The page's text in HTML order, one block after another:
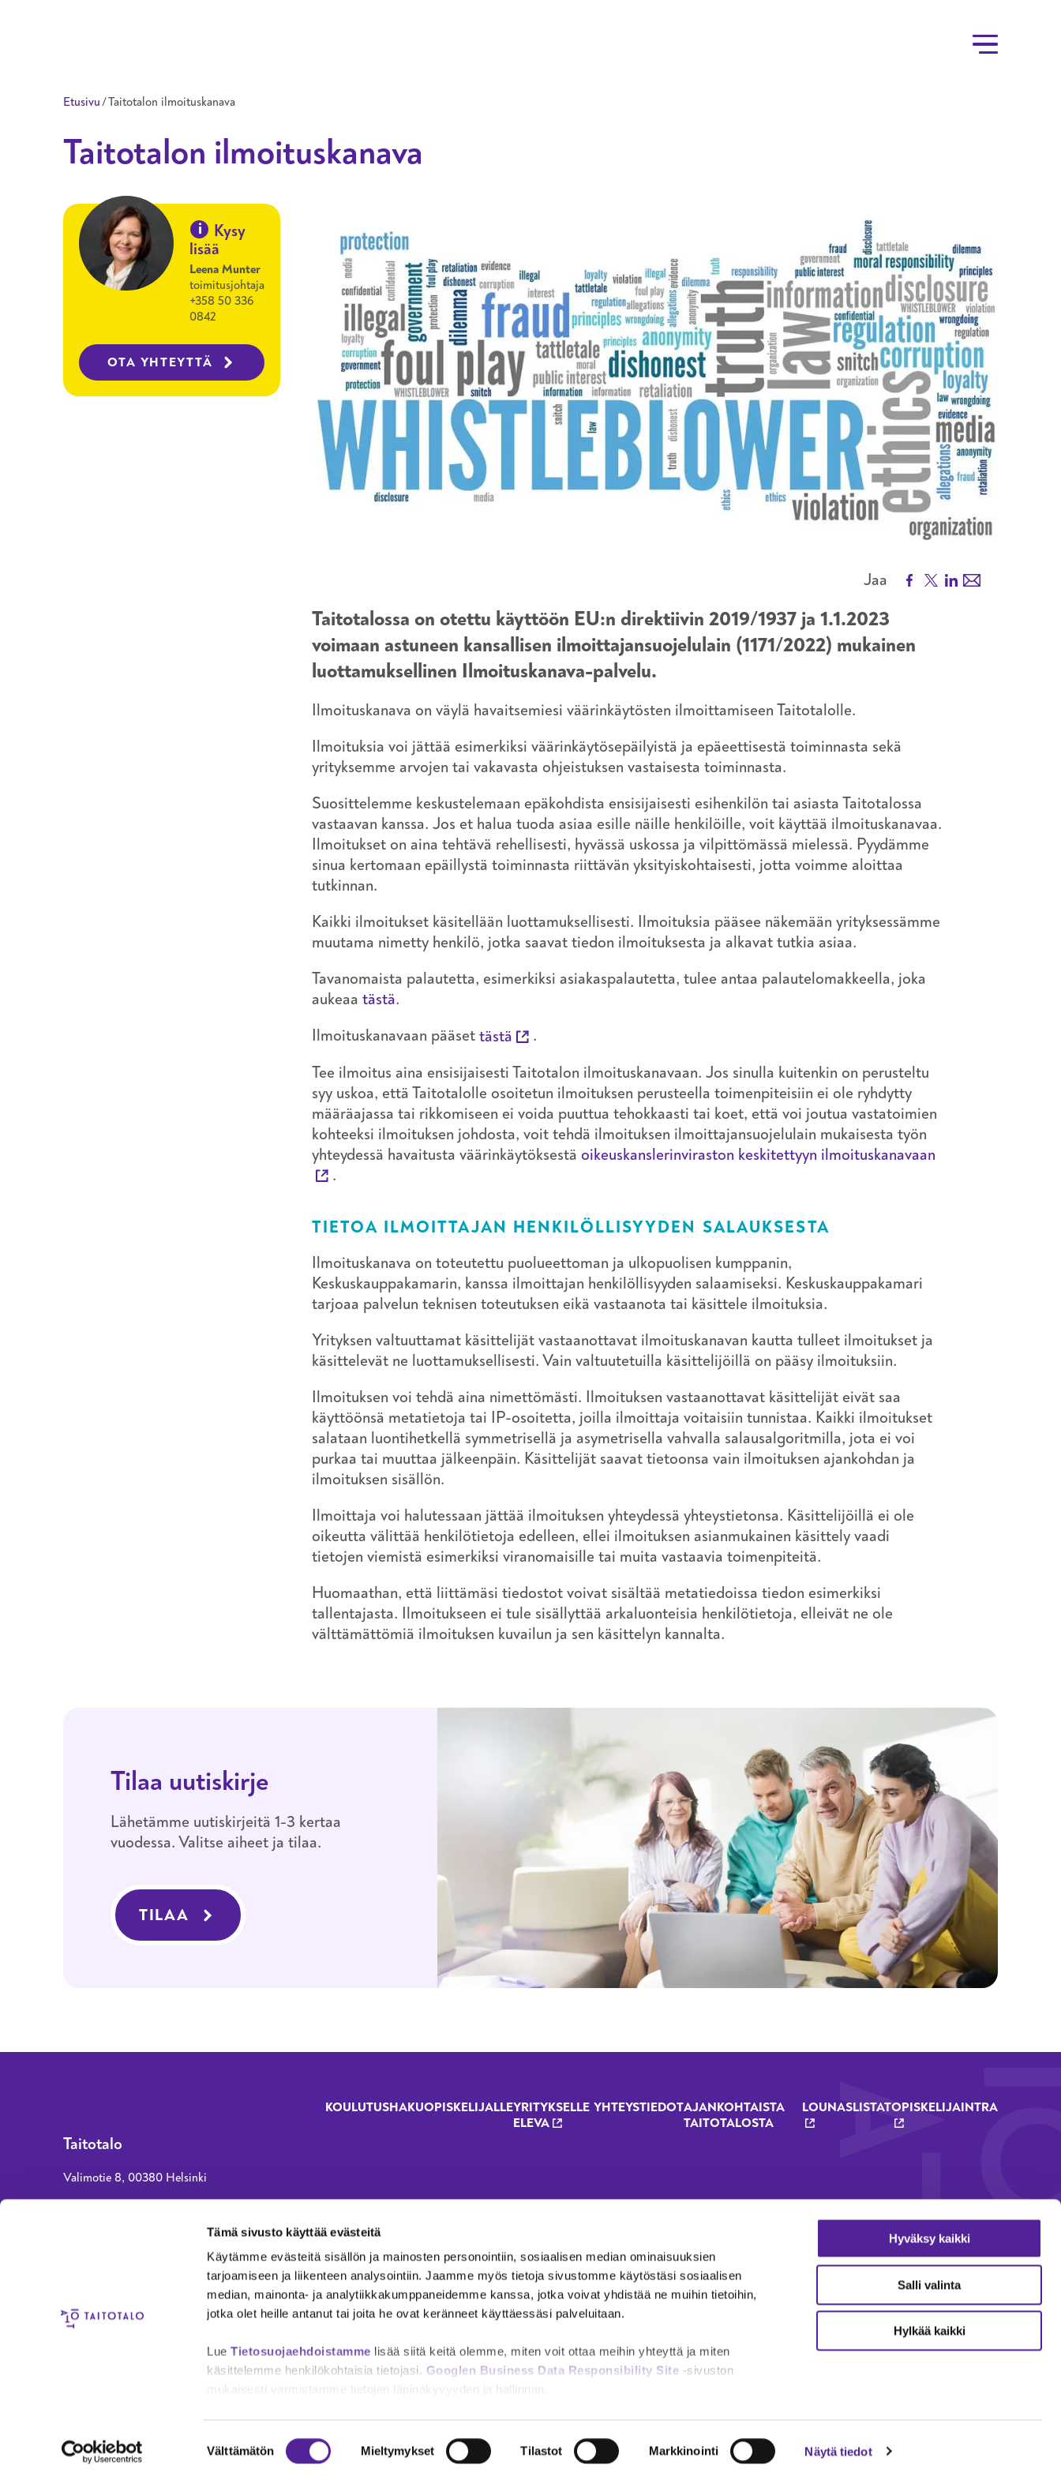
Tämä sivusto käyttää evästeitä
Käytämme evästeitä sisällön ja mainosten personointiin, sosiaalisen median ominaisuuksien
tarjoamiseen ja liikenteen analysointiin. Jaamme myös tietoja sivustomme käytöstäsi sosiaalisen
median, mainonta- ja analytiikkakumppaneidemme kanssa, jotka voivat yhdistää ne muihin tietoihin,
jotka olet heille antanut tai joita he ovat keränneet käyttäessäsi palveluitaan.
LueTietosuojaehdoistamme lisää siitä keitä olemme, miten voit ottaa meihin yhteyttä ja miten
käsittelemme henkilökohtaisia tietojasi. Googlen Business Data Responsibility Site -sivuston
mukaisesti varmistamme tietojen läpinäkyvyyden ja hallinnan.
valinta
Välttämätön Mieltymykset Tilastot Markkinointi Näytä tiedot
Hyväksy kaikki
Salli valinta
Hylkää kaikki
Etusivu/Taitotalon ilmoituskanava
Taitotalon ilmoituskanava
Jaa Facebook
X LinkedIn
Email
Taitotalossa on otettu käyttöön EU:n direktiivin 2019/1937 ja 1.1.2023
voimaan astuneen kansallisen ilmoittajansuojelulain (1171/2022) mukainen
luottamuksellinen Ilmoituskanava-palvelu.
Ilmoituskanava on väylä havaitsemiesi väärinkäytösten ilmoittamiseen Taitotalolle.
Ilmoituksia voi jättää esimerkiksi väärinkäytösepäilyistä ja epäeettisestä toiminnasta sekä
yrityksemme arvojen tai vakavasta ohjeistuksen vastaisesta toiminnasta.
Suosittelemme keskustelemaan epäkohdista ensisijaisesti esihenkilön tai asiasta Taitotalossa
vastaavan kanssa. Jos et halua tuoda asiaa esille näille henkilöille, voit käyttää ilmoituskanavaa.
Ilmoitukset on aina tehtävä rehellisesti, hyvässä uskossa ja vilpittömässä mielessä. Pyydämme
sinua kertomaan epäillystä toiminnasta riittävän yksityiskohtaisesti, jotta voimme aloittaa
tutkinnan.
Kaikki ilmoitukset käsitellään luottamuksellisesti. Ilmoituksia pääsee näkemään yrityksessämme
muutama nimetty henkilö, jotka saavat tiedon ilmoituksesta ja alkavat tutkia asiaa.
Tavanomaista palautetta, esimerkiksi asiakaspalautetta, tulee antaa palautelomakkeella, joka
aukeaa tästä.
Ilmoituskanavaan pääsettästä
.
Tee ilmoitus aina ensisijaisesti Taitotalon ilmoituskanavaan. Jos sinulla kuitenkin on perusteltu
syy uskoa, että Taitotalolle osoitetun ilmoituksen perusteella toimenpiteisiin ei ole ryhdytty
määräajassa tai rikkomiseen ei voida puuttua tehokkaasti tai koet, että voi joutua vastatoimien
kohteeksi ilmoituksen johdosta, voit tehdä ilmoituksen ilmoittajansuojelulain mukaisesta työn
yhteydessä havaitusta väärinkäytöksestä oikeuskanslerinviraston keskitettyyn ilmoituskanavaan
.
TIETOA ILMOITTAJAN HENKILÖLLISYYDEN SALAUKSESTA
Ilmoituskanava on toteutettu puolueettoman ja ulkopuolisen kumppanin,
Keskuskauppakamarin, kanssa ilmoittajan henkilöllisyyden salaamiseksi. Keskuskauppakamari
tarjoaa palvelun teknisen toteutuksen eikä vastaanota tai käsittele ilmoituksia.
Yrityksen valtuuttamat käsittelijät vastaanottavat ilmoituskanavan kautta tulleet ilmoitukset ja
käsittelevät ne luottamuksellisesti. Vain valtuutetuilla käsittelijöillä on pääsy ilmoituksiin.
Ilmoituksen voi tehdä aina nimettömästi. Ilmoituksen vastaanottavat käsittelijät eivät saa
käyttöönsä metatietoja tai IP-osoitetta, joilla ilmoittaja voitaisiin tunnistaa. Kaikki ilmoitukset
salataan luontihetkellä symmetrisellä ja asymetrisella vahvalla salausalgoritmilla, jota ei voi
purkaa tai muuttaa jälkeenpäin. Käsittelijät saavat tietoonsa vain ilmoituksen ajankohdan ja
ilmoituksen sisällön.
Ilmoittaja voi halutessaan jättää ilmoituksen yhteydessä yhteystietonsa. Käsittelijöillä ei ole
oikeutta välittää henkilötietoja edelleen, ellei ilmoituksen asianmukainen käsittely vaadi
tietojen viemistä esimerkiksi viranomaisille tai muita vastaavia toimenpiteitä.
Huomaathan, että liittämäsi tiedostot voivat sisältää metatiedoissa tiedon esimerkiksi
tallentajasta. Ilmoitukseen ei tule sisällyttää arkaluonteisia henkilötietoja, elleivät ne ole
välttämättömiä ilmoituksen kuvailun ja sen käsittelyn kannalta.
i
Kysy
lisää
Leena Munter
toimitusjohtaja
+358 50 336
0842
OTA YHTEYTTÄ
Tilaa uutiskirje
Lähetämme uutiskirjeitä 1-3 kertaa
vuodessa. Valitse aiheet ja tilaa.
TILAA
Taitotalo
Valimotie 8, 00380 Helsinki
ma, ke, to klo 8–15, ti ja pe klo 8–14
AEL-Amiedu Oy
Footer menu - 2023 renewal
KOULUTUSHAKUOPISKELIJALLEYRITYKSELLE
ELEVA
YHTEYSTIEDOTAJANKOHTAISTA
TAITOTALOSTA
LOUNASLISTATOPISKELIJAINTRA
Privacy menu - 2023 renewal